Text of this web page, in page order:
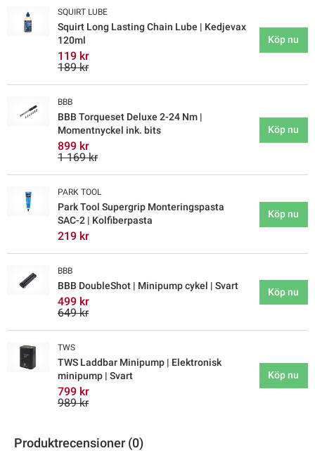
SQUIRT LUBE
Squirt Long Lasting Chain Lube | Kedjevax
120ml
119 kr
189 kr
Köp nu
BBB
BBB Torqueset Deluxe 2-24 Nm |
Momentnyckel ink. bits
899 kr
1 169 kr
Köp nu
PARK TOOL
Park Tool Supergrip Monteringspasta
SAC-2 | Kolfiberpasta
219 kr
Köp nu
BBB
BBB DoubleShot | Minipump cykel | Svart
499 kr
649 kr
Köp nu
TWS
TWS Laddbar Minipump | Elektronisk
minipump | Svart
799 kr
989 kr
Köp nu
Produktrecensioner (0)